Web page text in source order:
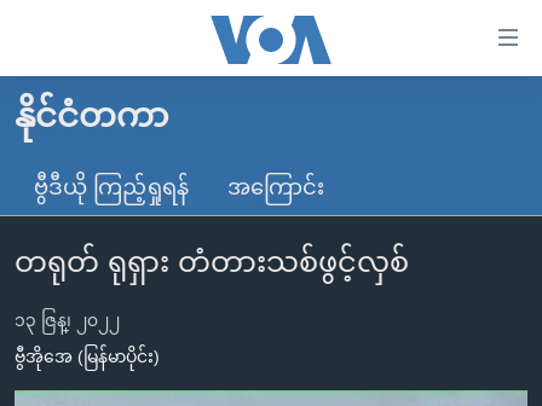
လွယ်ကူ
စေ
သည့်
များ
ပင်မ
အကြောင်းအရာ
မူလစာမျက်နှာ
မြန်မာ
ကမ္ဘာ့သတင်းများ
နိုင်ငံတကာ
တရုတ်
အစ္စရေး-ပါလက်စတိုင်း
ဗွီဒီယို
ရပ်ဝန်းတခု လမ်းတခု အလွန်
အင်္ဂလိပ်စာလေ့လာမယ်
နိုင်ငံတကာ
ဗွီဒီယို ကြည့်ရှုရန် အကြောင်း
တရုတ် ရုရှား တံတားသစ်ဖွင့်လှစ်
၁၃ ဇြန္၊ ၂၀၂၂
ဗွီအိုအေ (မြန်မာပိုင်း)